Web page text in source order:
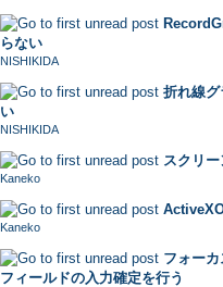
らない
NISHIKIDA
311 Vote(s) - 2.75 out of 5 in
折れ線
い
NISHIKIDA
スクリ
Kaneko
456 Vote(s) - 2.92 out of 5 in
Kaneko
506 Vote(s) - 2.84 out of 5 in
フォー
フィールドの入力確定を行う
393 Vote(s) - 2.84 out of 5 in